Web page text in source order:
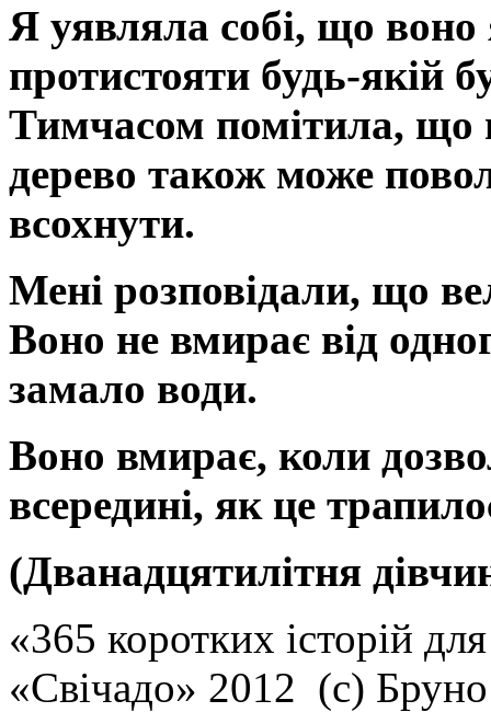
Я уявляла собі, що воно
протистояти будь-якій
Тимчасом помітила, що
дерево також може
всохнути.
Мені розповідали, що
Воно не вмирає від
замало води.
Воно вмирає, коли
всередині, як це
(Дванадцятилітня
«365 коротких історій
«Свічадо» 2012 (с)